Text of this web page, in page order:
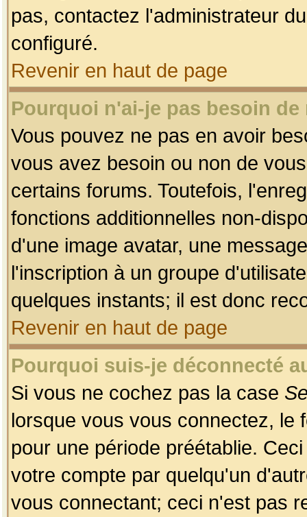
pas, contactez l'administrateur
configuré.
Revenir en haut de page
Pourquoi n'ai-je pas besoin
Vous pouvez ne pas en avoir
vous avez besoin ou non de
certains forums. Toutefois,
fonctions additionnelles non-
d'une image avatar, une
l'inscription à un groupe
quelques instants; il est donc
Revenir en haut de page
Pourquoi suis-je déconnecté
Si vous ne cochez pas la case
lorsque vous vous connectez, le
pour une période préétablie.
votre compte par quelqu'un
vous connectant; ceci n'est pas